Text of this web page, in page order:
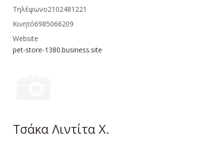
Τηλέφωνο2102481221
Κινητό6985066209
Website
pet-store-1380.business.site
Τσάκα Λιντίτα Χ.